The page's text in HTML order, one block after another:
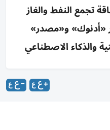
تجمع النفط والغاز
«أدنوك» و«مصدر»
والذكاء الاصطناعي